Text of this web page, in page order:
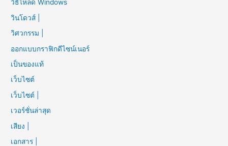
วิธีโหลด Windows
วินโดวส์ |
วิศวกรรม |
ออกแบบกราฟิกดีไซน์เนอร์
เป็นของแท้
เว็บไซต์
เว็บไซต์ |
เวอร์ชั่นล่าสุด
เสียง |
เอกสาร |